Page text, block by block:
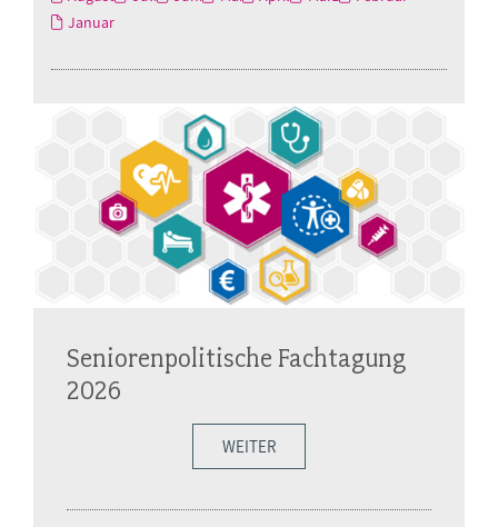
Januar
Seniorenpolitische Fachtagung
2026
WEITER